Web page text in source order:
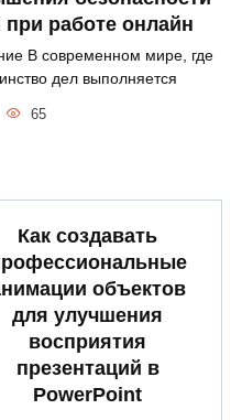
при работе онлайн
В современном мире, где
дел выполняется
65
Как создавать
объектов
для улучшения
восприятия
презентаций в
PowerPoint